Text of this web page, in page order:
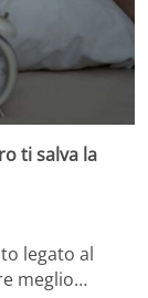
ti salva la
legato al
meglio…